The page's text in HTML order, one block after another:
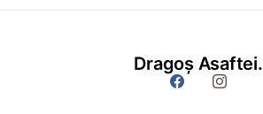
Dragoș Asaftei.